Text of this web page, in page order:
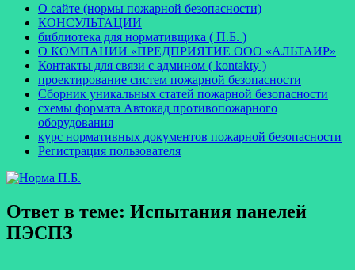
О сайте (нормы пожарной безопасности)
КОНСУЛЬТАЦИИ
библиотека для нормативщика ( П.Б. )
О КОМПАНИИ «ПРЕДПРИЯТИЕ ООО «АЛЬТАИР»
Контакты для связи с админом ( kontakty )
проектирование систем пожарной безопасности
Сборник уникальных статей пожарной безопасности
схемы формата Автокад противопожарного
оборудования
курс нормативных документов пожарной безопасности
Регистрация пользователя
Ответ в теме: Испытания панелей
ПЭСПЗ